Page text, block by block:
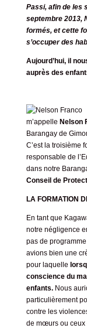
Passi, afin de les
septembre 2013,
formés, et cette
s’occuper des
Aujourd’hui, il
auprès des
m’appelle Nelson
Barangay de
C’est la troisième
responsable de
dans notre
Conseil de
LA FORMATION
En tant que
notre négligence
pas de
avions bien une
pour laquelle
conscience du
enfants.Nous
particulièrement
contre les
de mœurs ou ceux